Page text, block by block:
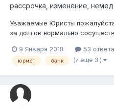
рассрочка, изменение,
Уважаемые Юристы
за долгов нормально
погашать кредит я взяла
оплачивать, продлевала долг,
9 Января 2018 53 ответа
юрист банк (и еще 3 )